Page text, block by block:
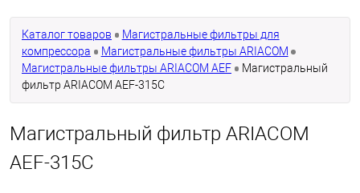
Каталог товаров
Магистральные фильтры для
компрессора
Магистральные фильтры ARIACOM
Магистральные фильтры ARIACOM AEF
Магистральный
фильтр ARIACOM AEF-315C
Магистральный фильтр ARIACOM
AEF-315C